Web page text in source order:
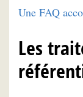
Une FAQ
Les